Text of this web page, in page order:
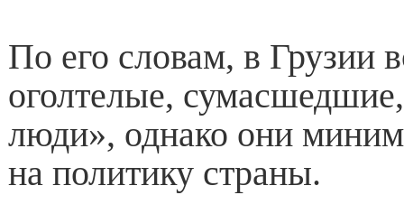
По его словам, в Грузии
оголтелые,
люди», однако они
на политику страны.